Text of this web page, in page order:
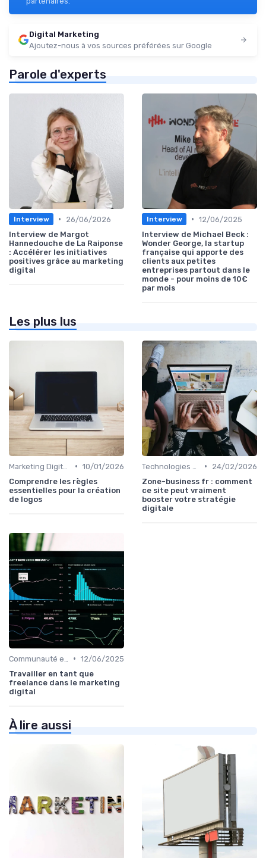
Digital Marketing
Ajoutez-nous à vos sources préférées sur Google
Parole d'experts
Interview •
26/06/2026
Interview de Margot
Hannedouche de La Raiponse
: Accélérer les initiatives
positives grâce au marketing
digital
Interview • 12/06/2025
Interview de Michael Beck :
Wonder George, la startup
française qui apporte des
clients aux petites
entreprises partout dans le
monde - pour moins de 10€
par mois
Les plus lus
• 10/01/2026
Comprendre les règles
essentielles pour la création
de logos
•
24/02/2026
Zone-business fr : comment
ce site peut vraiment
booster votre stratégie
digitale
• 12/06/2025
Travailler en tant que
freelance dans le marketing
digital
À lire aussi